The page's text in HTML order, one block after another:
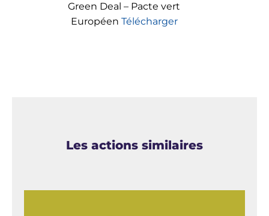
Green Deal – Pacte vert
Européen Télécharger
Les actions similaires